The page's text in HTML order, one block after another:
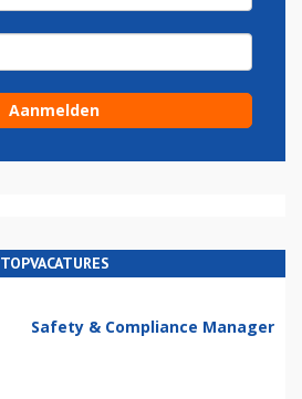
TOPVACATURES
Safety & Compliance Manager